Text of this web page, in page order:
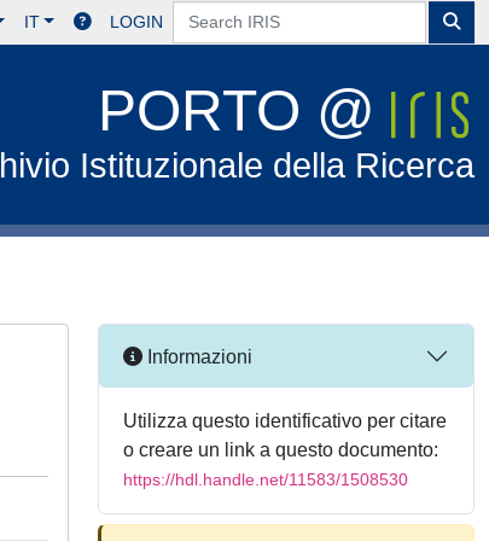
IT LOGIN
PORTO @
Istituzionale della Ricerca
Informazioni
Utilizza questo identificativo per citare
o creare un link a questo documento:
https://hdl.handle.net/11583/1508530